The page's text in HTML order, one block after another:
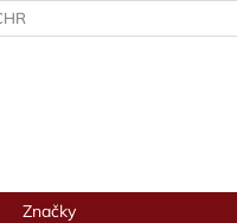
OSOBNÍCH ÚDAJŮ
Značky